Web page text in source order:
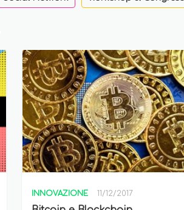
INNOVAZIONE 11/12/2017